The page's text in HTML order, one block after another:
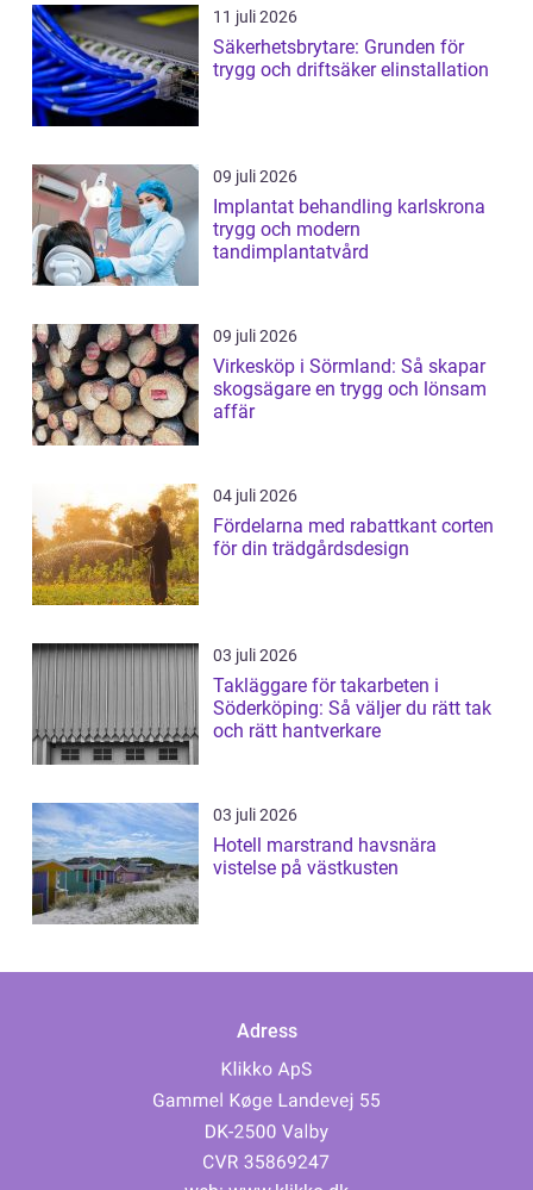
11 juli 2026
Säkerhetsbrytare: Grunden för
trygg och driftsäker elinstallation
09 juli 2026
Implantat behandling karlskrona
trygg och modern
tandimplantatvård
09 juli 2026
Virkesköp i Sörmland: Så skapar
skogsägare en trygg och lönsam
affär
04 juli 2026
Fördelarna med rabattkant corten
för din trädgårdsdesign
03 juli 2026
Takläggare för takarbeten i
Söderköping: Så väljer du rätt tak
och rätt hantverkare
03 juli 2026
Hotell marstrand havsnära
vistelse på västkusten
Adress